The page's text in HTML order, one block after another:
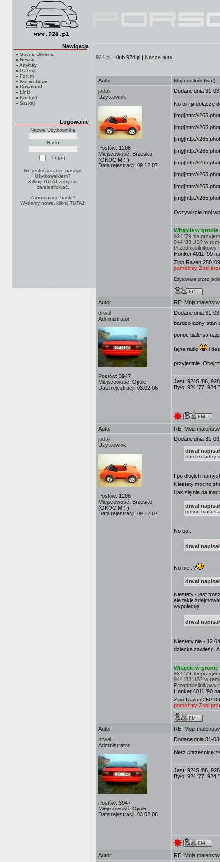
Nawigacja
Strona Główna
Newsy
Artykuły
Galeria
Forum
Komentarze
Download
Linki
Kontakt
Szukaj
Logowanie
Nazwa Użytkownika
Hasło
Nie jesteś jeszcze naszym
Użytkownikiem?
Kilknij TUTAJżeby się
zarejestrować.
Zapomniane hasło?
Wyślemy nowe, kliknij TUTAJ.
924.pl | Klub 924.pl | Nasze auta
Autor
Moje maleństwo:)
jadak
Użytkownik
Postów: 1208
Miejscowość: Brzesko
(OKOCIM:) )
Data rejestracji: 09.12.07
Dodane dnia 31-
No to i ja dołączę
[img]http://
[img]http://
[img]http://
[img]http://
[img]http://
[img]http://
[img]http://
[img]http://
Oczywiście mój
Witajcie w
924 '79 dla
944 '83 US? w
Przedniosilnikowy
Honker 4011 '90
Zipp Raven 250
pomóżmy Zosi
Edytowane przez
Autor
RE: Moje
drwal
Administrator
Postów: 3947
Miejscowość: Opole
Data rejestracji: 03.02.06
Dodane dnia 31-
bardzo ladny stan
ponoc biale sa
fajne radio i
przyjemnie.
Jest: 924S '86,
Było: 924 '77, 924
Autor
RE: Moje
jadak
Użytkownik
Postów: 1208
Miejscowość: Brzesko
(OKOCIM:) )
Data rejestracji: 09.12.07
Dodane dnia 31-
drwal
bardzo ladny
I po długich
Niestety mocno
i jak się nie da
drwal
ponoc biale
No ba...
drwal
No nie...?
drwal
Niestety - jest
ale takie
wypoleruję.
drwal
Niestety nie -
dziecka zawieść.
Witajcie w
924 '79 dla
944 '83 US? w
Przedniosilnikowy
Honker 4011 '90
Zipp Raven 250
pomóżmy Zosi
Autor
RE: Moje
drwal
Administrator
Postów: 3947
Miejscowość: Opole
Data rejestracji: 03.02.06
Dodane dnia 31-
bierz chrześnicę
Jest: 924S '86,
Było: 924 '77, 924
Autor
RE: Moje